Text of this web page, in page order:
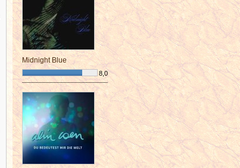
Midnight Blue
8,0
¯¯¯¯¯¯¯¯¯¯¯¯¯¯¯¯¯¯¯¯¯¯¯¯